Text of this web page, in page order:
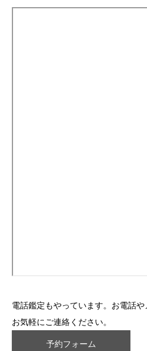
電話鑑定もやっています。お電話や
お気軽にご連絡ください。
予約フォーム